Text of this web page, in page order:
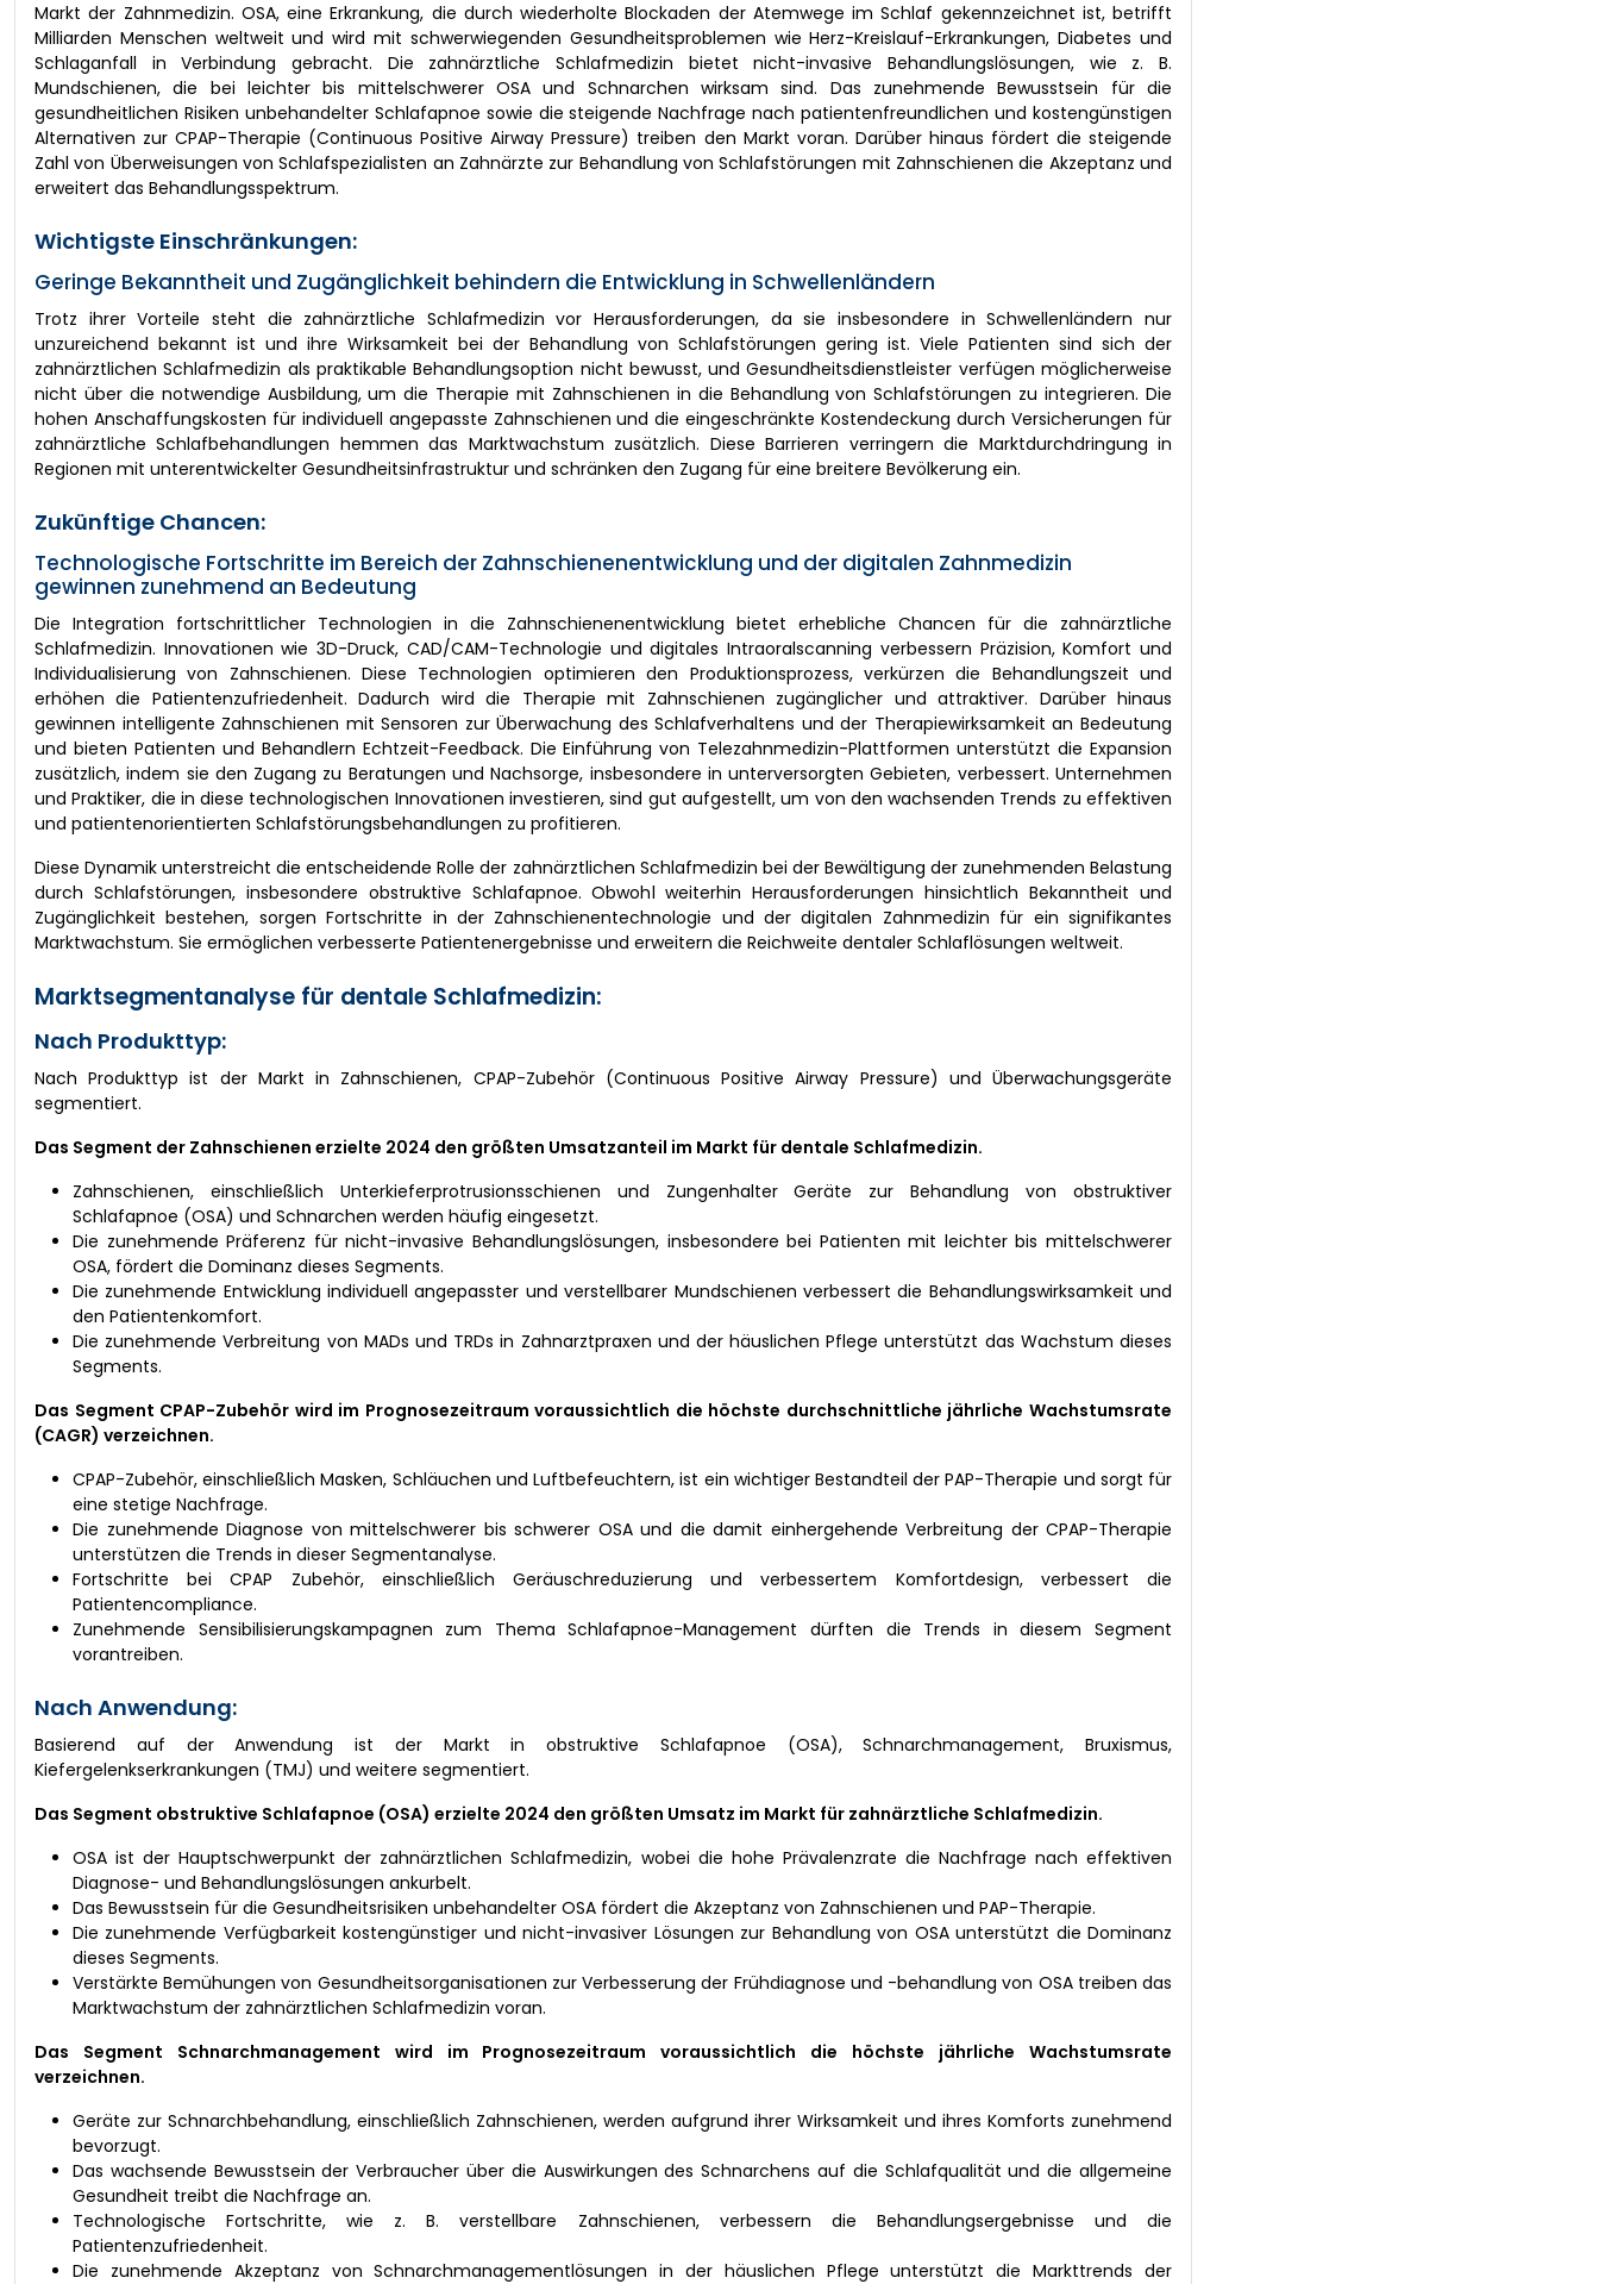
Markt der Zahnmedizin. OSA, eine Erkrankung, die durch wiederholte Blockaden der Atemwege im Schlaf gekennzeichnet ist, betrifft
Milliarden Menschen weltweit und wird mit schwerwiegenden Gesundheitsproblemen wie Herz-Kreislauf-Erkrankungen, Diabetes und
Schlaganfall in Verbindung gebracht. Die zahnärztliche Schlafmedizin bietet nicht-invasive Behandlungslösungen, wie z. B.
Mundschienen, die bei leichter bis mittelschwerer OSA und Schnarchen wirksam sind. Das zunehmende Bewusstsein für die
gesundheitlichen Risiken unbehandelter Schlafapnoe sowie die steigende Nachfrage nach patientenfreundlichen und kostengünstigen
Alternativen zur CPAP-Therapie (Continuous Positive Airway Pressure) treiben den Markt voran. Darüber hinaus fördert die steigende
Zahl von Überweisungen von Schlafspezialisten an Zahnärzte zur Behandlung von Schlafstörungen mit Zahnschienen die Akzeptanz und
erweitert das Behandlungsspektrum.
Wichtigste Einschränkungen:
Geringe Bekanntheit und Zugänglichkeit behindern die Entwicklung in Schwellenländern
Trotz ihrer Vorteile steht die zahnärztliche Schlafmedizin vor Herausforderungen, da sie insbesondere in Schwellenländern nur
unzureichend bekannt ist und ihre Wirksamkeit bei der Behandlung von Schlafstörungen gering ist. Viele Patienten sind sich der
zahnärztlichen Schlafmedizin als praktikable Behandlungsoption nicht bewusst, und Gesundheitsdienstleister verfügen möglicherweise
nicht über die notwendige Ausbildung, um die Therapie mit Zahnschienen in die Behandlung von Schlafstörungen zu integrieren. Die
hohen Anschaffungskosten für individuell angepasste Zahnschienen und die eingeschränkte Kostendeckung durch Versicherungen für
zahnärztliche Schlafbehandlungen hemmen das Marktwachstum zusätzlich. Diese Barrieren verringern die Marktdurchdringung in
Regionen mit unterentwickelter Gesundheitsinfrastruktur und schränken den Zugang für eine breitere Bevölkerung ein.
Zukünftige Chancen:
Technologische Fortschritte im Bereich der Zahnschienenentwicklung und der digitalen Zahnmedizin
gewinnen zunehmend an Bedeutung
Die Integration fortschrittlicher Technologien in die Zahnschienenentwicklung bietet erhebliche Chancen für die zahnärztliche
Schlafmedizin. Innovationen wie 3D-Druck, CAD/CAM-Technologie und digitales Intraoralscanning verbessern Präzision, Komfort und
Individualisierung von Zahnschienen. Diese Technologien optimieren den Produktionsprozess, verkürzen die Behandlungszeit und
erhöhen die Patientenzufriedenheit. Dadurch wird die Therapie mit Zahnschienen zugänglicher und attraktiver. Darüber hinaus
gewinnen intelligente Zahnschienen mit Sensoren zur Überwachung des Schlafverhaltens und der Therapiewirksamkeit an Bedeutung
und bieten Patienten und Behandlern Echtzeit-Feedback. Die Einführung von Telezahnmedizin-Plattformen unterstützt die Expansion
zusätzlich, indem sie den Zugang zu Beratungen und Nachsorge, insbesondere in unterversorgten Gebieten, verbessert. Unternehmen
und Praktiker, die in diese technologischen Innovationen investieren, sind gut aufgestellt, um von den wachsenden Trends zu effektiven
und patientenorientierten Schlafstörungsbehandlungen zu profitieren.
Diese Dynamik unterstreicht die entscheidende Rolle der zahnärztlichen Schlafmedizin bei der Bewältigung der zunehmenden Belastung
durch Schlafstörungen, insbesondere obstruktive Schlafapnoe. Obwohl weiterhin Herausforderungen hinsichtlich Bekanntheit und
Zugänglichkeit bestehen, sorgen Fortschritte in der Zahnschienentechnologie und der digitalen Zahnmedizin für ein signifikantes
Marktwachstum. Sie ermöglichen verbesserte Patientenergebnisse und erweitern die Reichweite dentaler Schlaflösungen weltweit.
Marktsegmentanalyse für dentale Schlafmedizin:
Nach Produkttyp:
Nach Produkttyp ist der Markt in Zahnschienen, CPAP-Zubehör (Continuous Positive Airway Pressure) und Überwachungsgeräte
segmentiert.
Das Segment der Zahnschienen erzielte 2024 den größten Umsatzanteil im Markt für dentale Schlafmedizin.
Zahnschienen, einschließlich Unterkieferprotrusionsschienen und Zungenhalter Geräte zur Behandlung von obstruktiver
Schlafapnoe (OSA) und Schnarchen werden häufig eingesetzt.
Die zunehmende Präferenz für nicht-invasive Behandlungslösungen, insbesondere bei Patienten mit leichter bis mittelschwerer
OSA, fördert die Dominanz dieses Segments.
Die zunehmende Entwicklung individuell angepasster und verstellbarer Mundschienen verbessert die Behandlungswirksamkeit und
den Patientenkomfort.
Die zunehmende Verbreitung von MADs und TRDs in Zahnarztpraxen und der häuslichen Pflege unterstützt das Wachstum dieses
Segments.
Das Segment CPAP-Zubehör wird im Prognosezeitraum voraussichtlich die höchste durchschnittliche jährliche Wachstumsrate
(CAGR) verzeichnen.
CPAP-Zubehör, einschließlich Masken, Schläuchen und Luftbefeuchtern, ist ein wichtiger Bestandteil der PAP-Therapie und sorgt für
eine stetige Nachfrage.
Die zunehmende Diagnose von mittelschwerer bis schwerer OSA und die damit einhergehende Verbreitung der CPAP-Therapie
unterstützen die Trends in dieser Segmentanalyse.
Fortschritte bei CPAP Zubehör, einschließlich Geräuschreduzierung und verbessertem Komfortdesign, verbessert die
Patientencompliance.
Zunehmende Sensibilisierungskampagnen zum Thema Schlafapnoe-Management dürften die Trends in diesem Segment
vorantreiben.
Nach Anwendung:
Basierend auf der Anwendung ist der Markt in obstruktive Schlafapnoe (OSA), Schnarchmanagement, Bruxismus,
Kiefergelenkserkrankungen (TMJ) und weitere segmentiert.
Das Segment obstruktive Schlafapnoe (OSA) erzielte 2024 den größten Umsatz im Markt für zahnärztliche Schlafmedizin.
OSA ist der Hauptschwerpunkt der zahnärztlichen Schlafmedizin, wobei die hohe Prävalenzrate die Nachfrage nach effektiven
Diagnose- und Behandlungslösungen ankurbelt.
Das Bewusstsein für die Gesundheitsrisiken unbehandelter OSA fördert die Akzeptanz von Zahnschienen und PAP-Therapie.
Die zunehmende Verfügbarkeit kostengünstiger und nicht-invasiver Lösungen zur Behandlung von OSA unterstützt die Dominanz
dieses Segments.
Verstärkte Bemühungen von Gesundheitsorganisationen zur Verbesserung der Frühdiagnose und -behandlung von OSA treiben das
Marktwachstum der zahnärztlichen Schlafmedizin voran.
Das Segment Schnarchmanagement wird im Prognosezeitraum voraussichtlich die höchste jährliche Wachstumsrate
verzeichnen.
Geräte zur Schnarchbehandlung, einschließlich Zahnschienen, werden aufgrund ihrer Wirksamkeit und ihres Komforts zunehmend
bevorzugt.
Das wachsende Bewusstsein der Verbraucher über die Auswirkungen des Schnarchens auf die Schlafqualität und die allgemeine
Gesundheit treibt die Nachfrage an.
Technologische Fortschritte, wie z. B. verstellbare Zahnschienen, verbessern die Behandlungsergebnisse und die
Patientenzufriedenheit.
Die zunehmende Akzeptanz von Schnarchmanagementlösungen in der häuslichen Pflege unterstützt die Markttrends der